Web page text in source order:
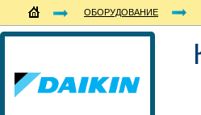
ОБОРУДОВАНИЕ